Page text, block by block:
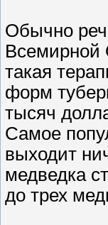
Обычно
Всемирной
такая
форм
тысяч
Самое
выходит
медведка
до трех